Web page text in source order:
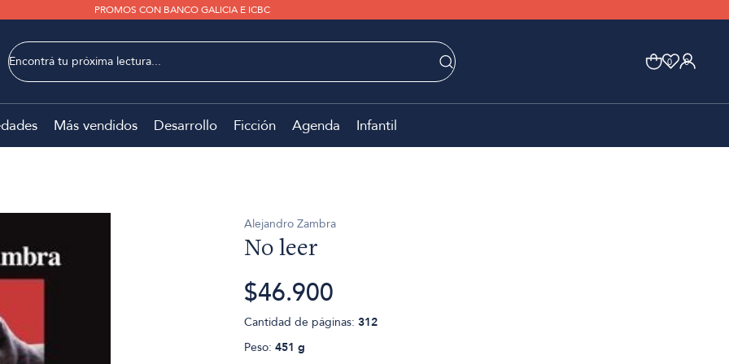
PROMOS CON BANCO GALICIA E ICBC
0 0
Más vendidos Desarrollo Ficción Agenda Infantil
Alejandro Zambra
No leer
$46.900
Cantidad de páginas: 312
Peso: 451 g